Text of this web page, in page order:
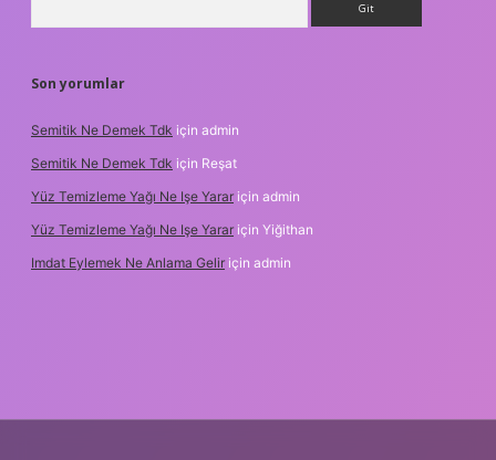
Son yorumlar
Semitik Ne Demek Tdk için admin
Semitik Ne Demek Tdk için Reşat
Yüz Temizleme Yağı Ne Işe Yarar için admin
Yüz Temizleme Yağı Ne Işe Yarar için Yiğithan
Imdat Eylemek Ne Anlama Gelir için admin